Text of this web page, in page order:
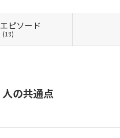
エピソード
(19)
人の共通点